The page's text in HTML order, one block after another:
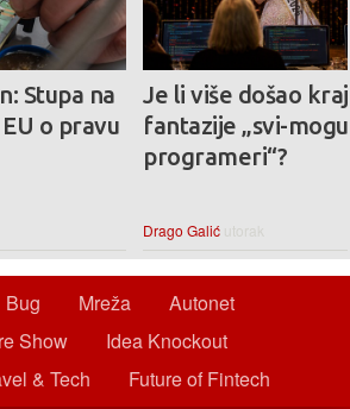
Stupa na
o pravu
Je li više došao kraj
fantazije „svi-
programeri“?
Drago Galić utorak
Bug Mreža
Autonet
Show
Idea Knockout
& Tech
Future of Fintech